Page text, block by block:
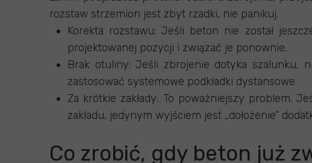
rozstaw strzemion jest zbyt rzadki, nie panikuj.
Korekta rozstawu: Jeśli beton nie został
projektowanej pozycji i związać je ponownie.
Brak otuliny: Jeśli zbrojenie dotyka szalunku,
zastosować systemowe podkładki dystansowe.
Za krótkie zakłady: To poważniejszy problem.
zakładu, jedynym wyjściem jest „dołożenie”
Co zrobić, gdy beton już